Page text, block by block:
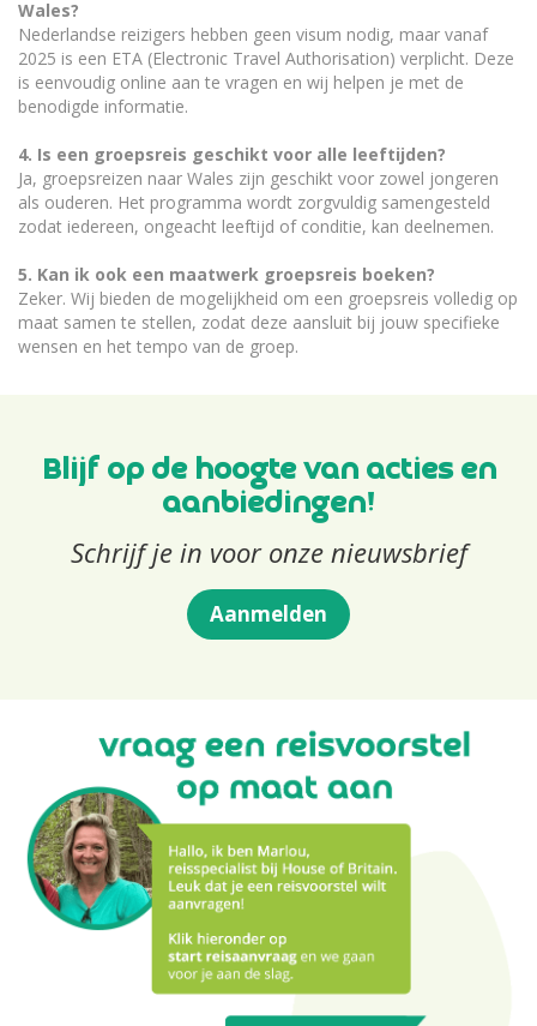
Wales?
Nederlandse reizigers hebben geen visum nodig, maar vanaf
2025 is een ETA (Electronic Travel Authorisation) verplicht. Deze
is eenvoudig online aan te vragen en wij helpen je met de
benodigde informatie.
4. Is een groepsreis geschikt voor alle leeftijden?
Ja, groepsreizen naar Wales zijn geschikt voor zowel jongeren
als ouderen. Het programma wordt zorgvuldig samengesteld
zodat iedereen, ongeacht leeftijd of conditie, kan deelnemen.
5. Kan ik ook een maatwerk groepsreis boeken?
Zeker. Wij bieden de mogelijkheid om een groepsreis volledig op
maat samen te stellen, zodat deze aansluit bij jouw specifieke
wensen en het tempo van de groep.
Blijf op de hoogte van acties en
aanbiedingen!
Schrijf je in voor onze nieuwsbrief
Aanmelden